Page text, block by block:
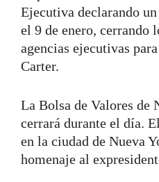
Ejecutiva declarando
el 9 de enero, cerrando
agencias ejecutivas
Carter.
La Bolsa de Valores de
cerrará durante el día.
en la ciudad de Nueva
homenaje al